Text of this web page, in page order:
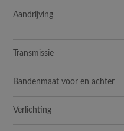
Aandrijving
Transmissie
Bandenmaat voor en achter
Verlichting